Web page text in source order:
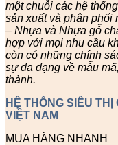
một chuỗi các hệ
sản xuất và phân phối
– Nhựa và Nhựa gỗ
hợp với mọi nhu cầu
còn có những chính
sự đa dạng về mẫu
thành.
HỆ THỐNG SIÊU
VIỆT NAM
MUA HÀNG NHANH